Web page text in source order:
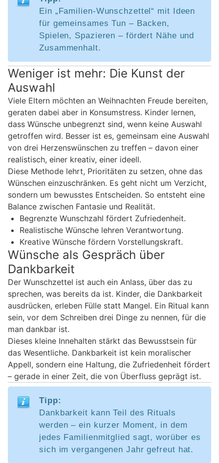
Ein „Familien-Wunschzettel“ mit Ideen
für gemeinsames Tun – Backen,
Spielen, Spazieren – fördert Nähe und
Zusammenhalt.
Weniger ist mehr: Die Kunst der
Auswahl
Viele Eltern möchten an Weihnachten Freude bereiten,
geraten dabei aber in Konsumstress. Kinder lernen,
dass Wünsche unbegrenzt sind, wenn keine Auswahl
getroffen wird. Besser ist es, gemeinsam eine Auswahl
von drei Herzenswünschen zu treffen – davon einer
realistisch, einer kreativ, einer ideell.
Diese Methode lehrt, Prioritäten zu setzen, ohne das
Wünschen einzuschränken. Es geht nicht um Verzicht,
sondern um bewusstes Entscheiden. So entsteht eine
Balance zwischen Fantasie und Realität.
Begrenzte Wunschzahl fördert Zufriedenheit.
Realistische Wünsche lehren Verantwortung.
Kreative Wünsche fördern Vorstellungskraft.
Wünsche als Gespräch über
Dankbarkeit
Der Wunschzettel ist auch ein Anlass, über das zu
sprechen, was bereits da ist. Kinder, die Dankbarkeit
ausdrücken, erleben Fülle statt Mangel. Ein Ritual kann
sein, vor dem Schreiben drei Dinge zu nennen, für die
man dankbar ist.
Dieses kleine Innehalten stärkt das Bewusstsein für
das Wesentliche. Dankbarkeit ist kein moralischer
Appell, sondern eine Haltung, die Zufriedenheit fördert
– gerade in einer Zeit, die von Überfluss geprägt ist.
Tipp:
Dankbarkeit kann Teil des Rituals
werden – ein kurzer Moment, in dem
jedes Familienmitglied sagt, worüber es
sich im vergangenen Jahr gefreut hat.